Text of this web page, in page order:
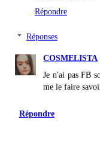
Répondre
Réponses
COSMELISTA
Je n'ai pas FB
me le faire
Répondre